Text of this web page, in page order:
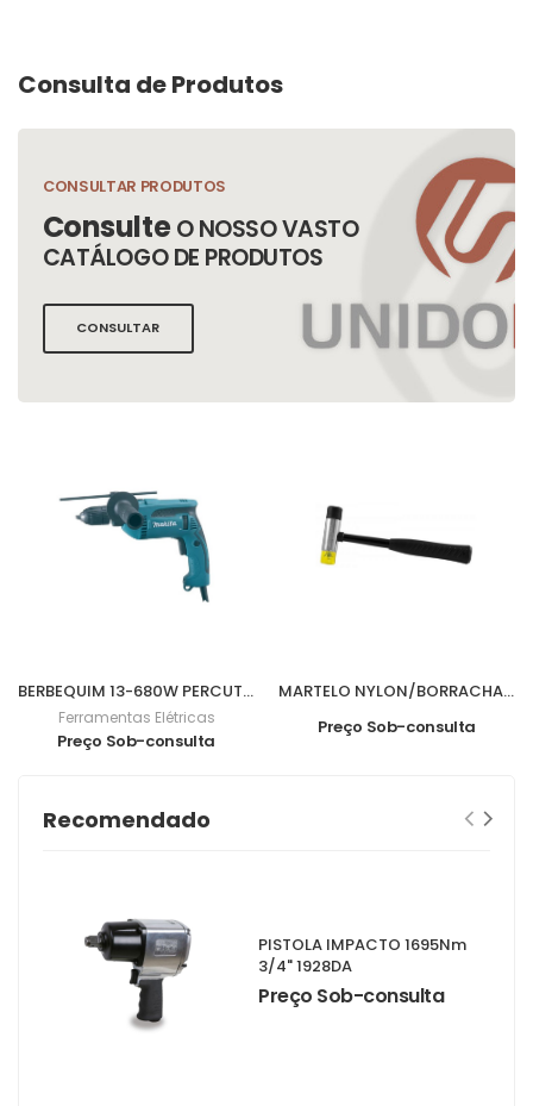
Consulta de Produtos
CONSULTAR PRODUTOS
ConsulteO NOSSO VASTO
CATÁLOGO DE PRODUTOS
CONSULTAR
BERBEQUIM 13-680W PERCUTOR HP1641
Ferramentas Elétricas
Preço Sob-consulta
MARTELO NYLON/BORRACHA 840grs M07016
Preço Sob-consulta
Recomendado
PISTOLA IMPACTO 1695Nm
3/4" 1928DA
Preço Sob-consulta